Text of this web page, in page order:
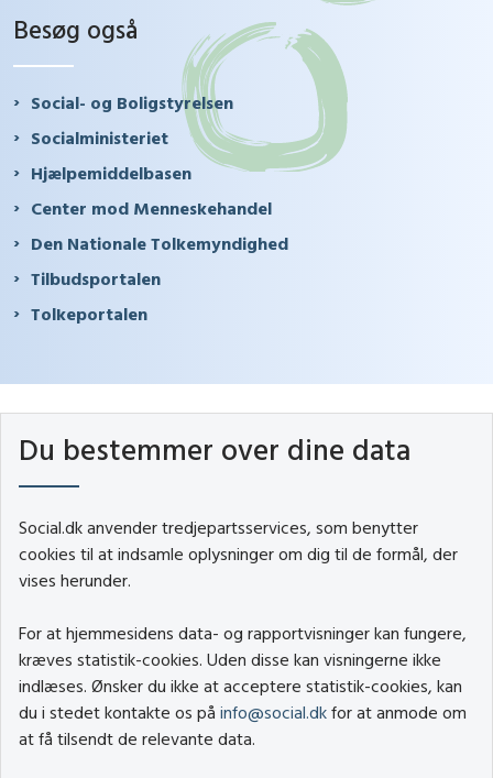
Besøg også
Social- og Boligstyrelsen
Socialministeriet
Hjælpemiddelbasen
Center mod Menneskehandel
Den Nationale Tolkemyndighed
Tilbudsportalen
Tolkeportalen
Du bestemmer over dine data
Social.dk anvender tredjepartsservices, som benytter
cookies til at indsamle oplysninger om dig til de formål, der
vises herunder.
For at hjemmesidens data- og rapportvisninger kan fungere,
kræves statistik-cookies. Uden disse kan visningerne ikke
indlæses. Ønsker du ikke at acceptere statistik-cookies, kan
du i stedet kontakte os på info@social.dk for at anmode om
at få tilsendt de relevante data.